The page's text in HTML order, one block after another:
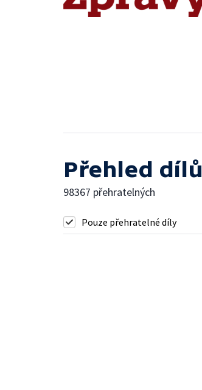
Přehled dílů
98367 přehratelných
Pouze přehratelné díly